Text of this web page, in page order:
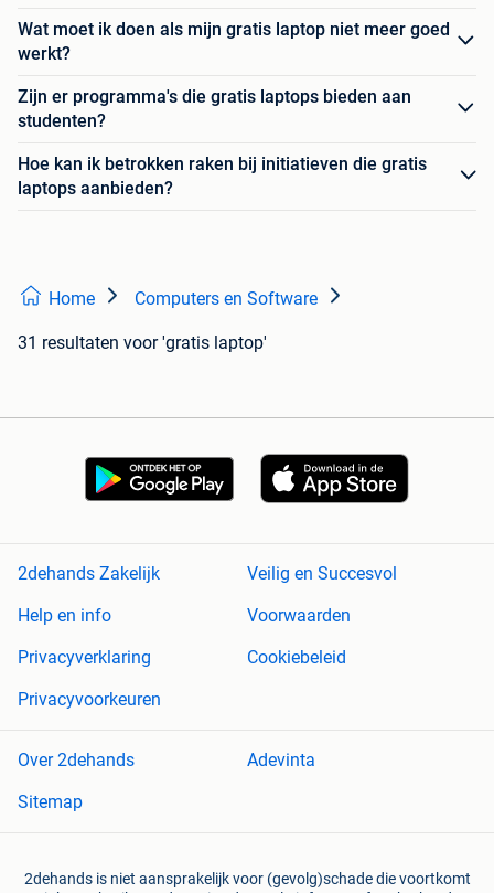
Wat moet ik doen als mijn gratis laptop niet meer goed
werkt?
Zijn er programma's die gratis laptops bieden aan
studenten?
Hoe kan ik betrokken raken bij initiatieven die gratis
laptops aanbieden?
Home Computers en Software
31 resultaten voor 'gratis laptop'
2dehands Zakelijk
Veilig en Succesvol
Help en info
Voorwaarden
Privacyverklaring
Cookiebeleid
Privacyvoorkeuren
Over 2dehands
Adevinta
Sitemap
2dehands is niet aansprakelijk voor (gevolg)schade die voortkomt